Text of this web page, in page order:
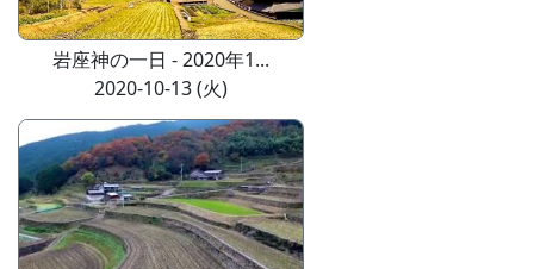
岩座神の一日 - 2020年1...
2020-10-13 (火)